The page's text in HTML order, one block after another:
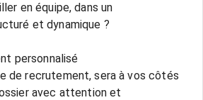
en équipe, dans un
et dynamique ?
personnalisé
de recrutement, sera à vos côtés
avec attention et